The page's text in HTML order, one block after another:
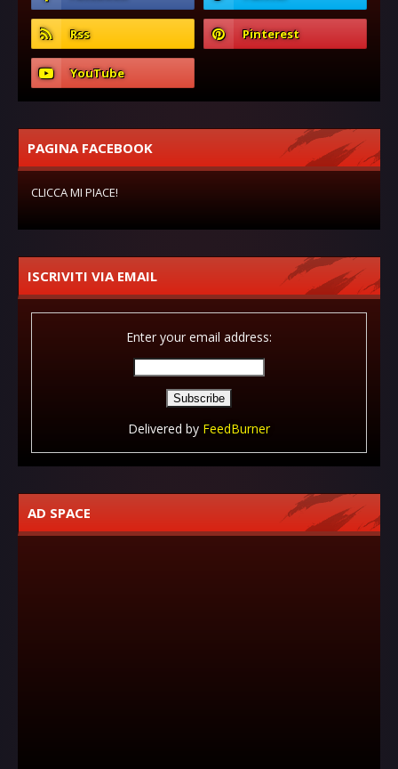
PAGINA FACEBOOK
CLICCA MI PIACE!
ISCRIVITI VIA EMAIL
Enter your email address:
Delivered by FeedBurner
AD SPACE